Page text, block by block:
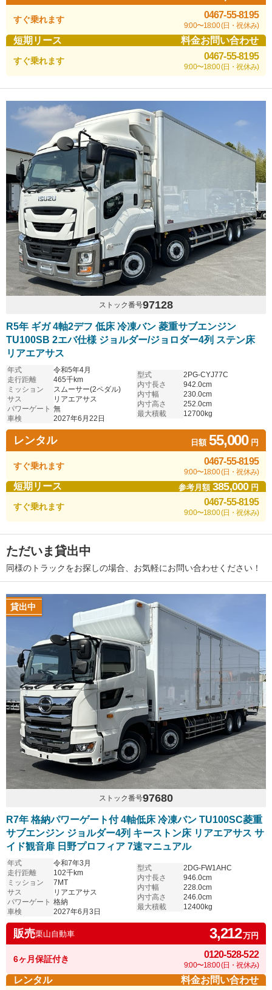
すぐ乗れます 0467-55-8195
9:00〜18:00 (日・祝休み)
短期リース 料金お問い合わせ
すぐ乗れます 0467-55-8195
9:00〜18:00 (日・祝休み)
ストック番号97128
R5年 ギガ 4軸2デフ 低床 冷凍バン 菱重サブエンジン
TU100SB 2エバ仕様 ジョルダー/ジョロダー4列 ステン床
リアエアサス
年式
令和5年4月
走行距離
465千km
ミッション
スムーサー(2ペダル)
サス
リアエアサス
パワーゲート 無
車検
2027年6月22日
型式
2PG-CYJ77C
内寸長さ
942.0cm
内寸幅
230.0cm
内寸高さ
252.0cm
最大積載
12700kg
レンタル 日額55,000円
すぐ乗れます 0467-55-8195
9:00〜18:00 (日・祝休み)
短期リース 参考月額385,000円
すぐ乗れます 0467-55-8195
9:00〜18:00 (日・祝休み)
ただいま貸出中
同様のトラックをお探しの場合、お気軽にお問い合わせください！
貸出中
ストック番号97680
R7年 格納パワーゲート付 4軸低床 冷凍バン TU100SC菱重
サブエンジン ジョルダー4列 キーストン床 リアエアサス サ
イド観音扉 日野プロフィア 7速マニュアル
年式
令和7年3月
走行距離
102千km
ミッション
7MT
サス
リアエアサス
パワーゲート 格納
車検
2027年6月3日
型式
2DG-FW1AHC
内寸長さ
946.0cm
内寸幅
228.0cm
内寸高さ
246.0cm
最大積載
12400kg
販売栗山自動車 3,212万円
6ヶ月保証付き 0120-528-522
9:00〜18:00 (日・祝休み)
レンタル 料金お問い合わせ